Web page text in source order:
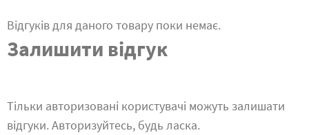
Відгуків для даного товару поки немає.
Залишити відгук
Тільки авторизовані користувачі можуть залишати
відгуки. Авторизуйтесь, будь ласка.